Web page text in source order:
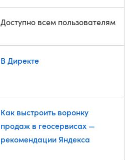
Доступно всем пользователям
В Директе
Как выстроить воронку
продаж в геосервисах —
рекомендации Яндекса